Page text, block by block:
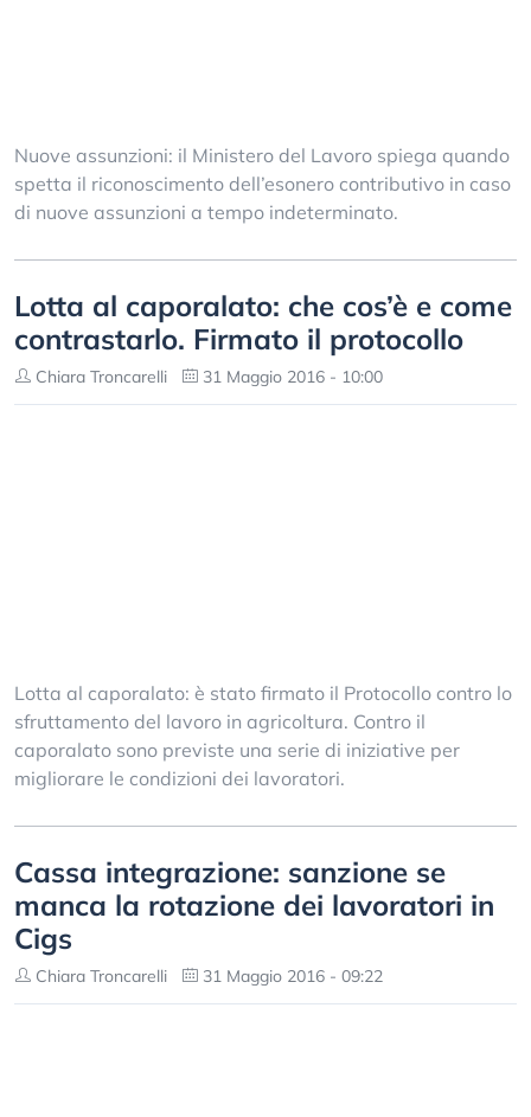
Nuove assunzioni: il Ministero del Lavoro spiega quando
spetta il riconoscimento dell’esonero contributivo in caso
di nuove assunzioni a tempo indeterminato.
Lotta al caporalato: che cos’è e come
contrastarlo. Firmato il protocollo
Chiara Troncarelli 31 Maggio 2016 - 10:00
Lotta al caporalato: è stato firmato il Protocollo contro lo
sfruttamento del lavoro in agricoltura. Contro il
caporalato sono previste una serie di iniziative per
migliorare le condizioni dei lavoratori.
Cassa integrazione: sanzione se
manca la rotazione dei lavoratori in
Cigs
Chiara Troncarelli 31 Maggio 2016 - 09:22